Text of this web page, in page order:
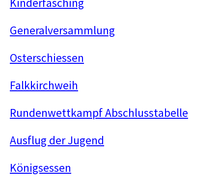
Generalversammlung
Osterschiessen
Falkkirchweih
Rundenwettkampf Abschlusstabelle
Ausflug der Jugend
Königsessen